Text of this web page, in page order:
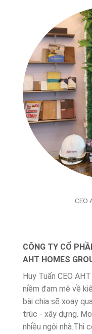
CEO
CÔNG TY CỔ
AHT HOMES
Huy Tuấn CEO
niềm đam mê về
bài chia sẽ xoay
trúc - xây dựng.
nhiều ngôi nhà.Thi